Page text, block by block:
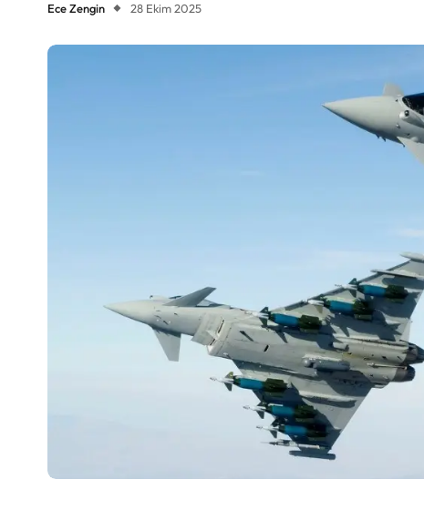
Ece Zengin 28 Ekim 2025